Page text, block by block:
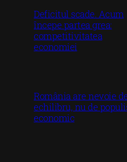
Deficitul scade. Acum
începe partea grea:
competitivitatea
economiei
România are nevoie
echilibru, nu de
economic